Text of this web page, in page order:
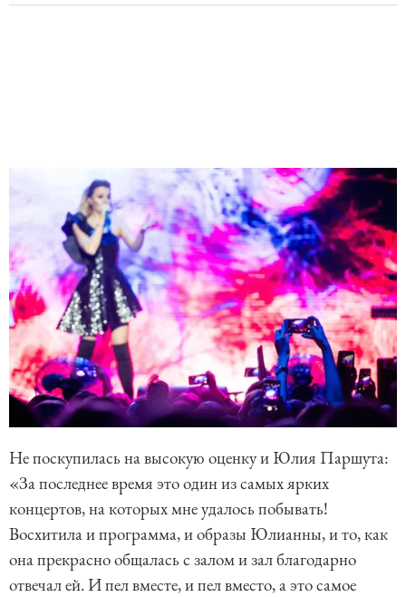
Не поскупилась на высокую оценку и Юлия Паршута:
«За последнее время это один из самых ярких
концертов, на которых мне удалось побывать!
Восхитила и программа, и образы Юлианны, и то, как
она прекрасно общалась с залом и зал благодарно
отвечал ей. И пел вместе, и пел вместо, а это самое